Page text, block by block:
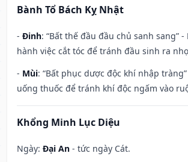
Bành Tổ Bách Kỵ Nhật
- Đinh: “Bất thế đầu đầu chủ sanh sang”
hành việc cắt tóc để tránh đầu sinh ra
- Mùi: “Bất phục dược độc khí nhập
uống thuốc để tránh khí độc ngấm vào
Khổng Minh Lục Diệu
Ngày: Đại An - tức ngày Cát.